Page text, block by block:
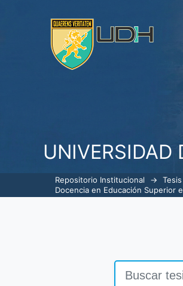
UNIVERSIDAD
Listar Docencia en
Repositorio Institucional →
Docencia en Educación Superior